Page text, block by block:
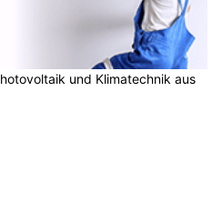
und Klimatechnik aus